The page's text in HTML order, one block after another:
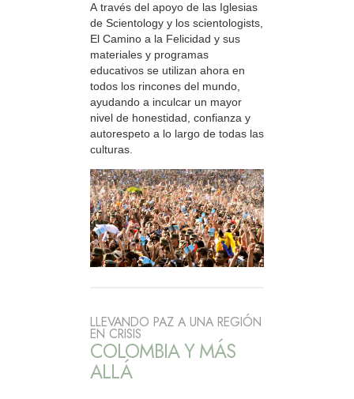
A través del apoyo de las Iglesias
de Scientology y los scientologists,
El Camino a la Felicidad y sus
materiales y programas
educativos se utilizan ahora en
todos los rincones del mundo,
ayudando a inculcar un mayor
nivel de honestidad, confianza y
autorespeto a lo largo de todas las
culturas.
LLEVANDO PAZ A UNA REGIÓN
EN CRISIS
COLOMBIA Y MÁS
ALLÁ